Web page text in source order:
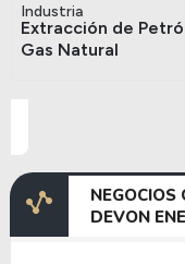
Industria
Extracción de
Gas Natural
NEGOCIOS
DEVON